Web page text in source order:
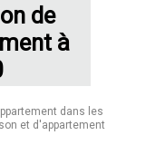
de
à
dans les
et d'appartement